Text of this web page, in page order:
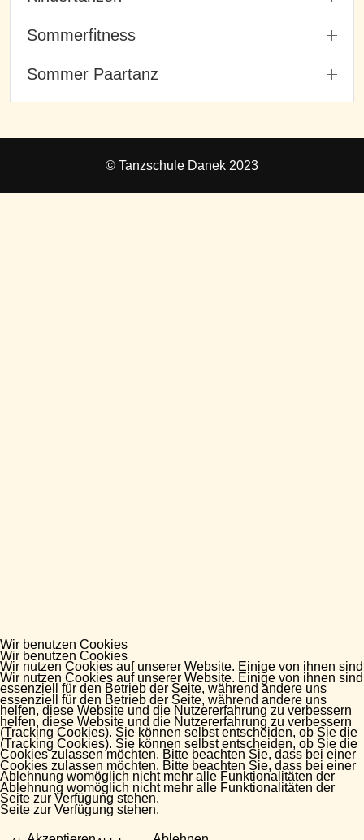
Wir benutzen Cookies
Wir nutzen Cookies auf unserer Website. Einige von ihnen sind
essenziell für den Betrieb der Seite, während andere uns
helfen, diese Website und die Nutzererfahrung zu verbessern
(Tracking Cookies). Sie können selbst entscheiden, ob Sie die
Cookies zulassen möchten. Bitte beachten Sie, dass bei einer
Ablehnung womöglich nicht mehr alle Funktionalitäten der
Seite zur Verfügung stehen.
Sommerfitness
Sommer Paartanz
© Tanzschule Danek 2023
Wir benutzen Cookies
Wir nutzen Cookies auf unserer Website. Einige von ihnen sind
essenziell für den Betrieb der Seite, während andere uns
helfen, diese Website und die Nutzererfahrung zu verbessern
(Tracking Cookies). Sie können selbst entscheiden, ob Sie die
Cookies zulassen möchten. Bitte beachten Sie, dass bei einer
Ablehnung womöglich nicht mehr alle Funktionalitäten der
Seite zur Verfügung stehen.